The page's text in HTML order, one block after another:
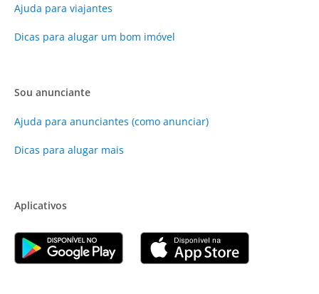
Ajuda para viajantes
Dicas para alugar um bom imóvel
Sou anunciante
Ajuda para anunciantes (como anunciar)
Dicas para alugar mais
Aplicativos